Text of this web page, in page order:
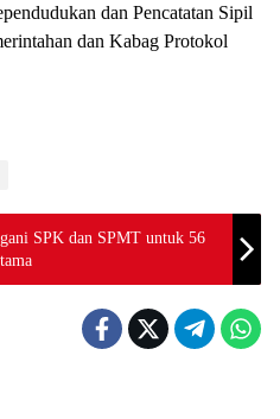
dan Pencatatan Sipil
dan Kabag Protokol
SPK dan SPMT untuk 56